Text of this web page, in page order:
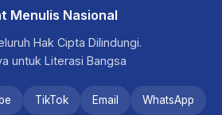
Menulis Nasional
Hak Cipta Dilindungi.
untuk Literasi Bangsa
TikTok Email WhatsApp